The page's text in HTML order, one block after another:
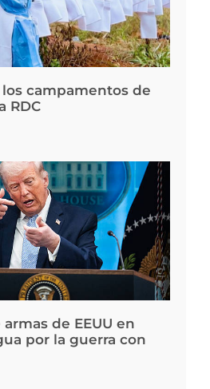
campamentos de
RDC
de EEUU en
por la guerra con